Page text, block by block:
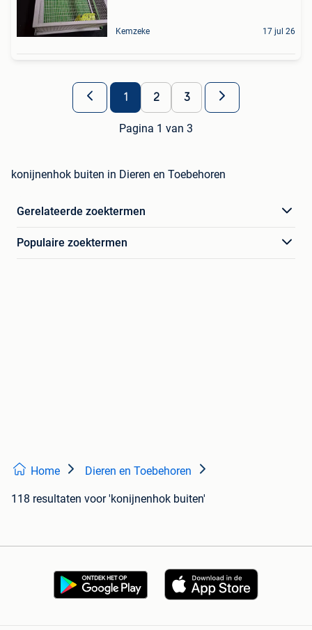
Kemzeke 17 jul 26
1 2 3
Pagina 1 van 3
konijnenhok buiten in Dieren en Toebehoren
Gerelateerde zoektermen
Populaire zoektermen
Home Dieren en Toebehoren
118 resultaten voor 'konijnenhok buiten'